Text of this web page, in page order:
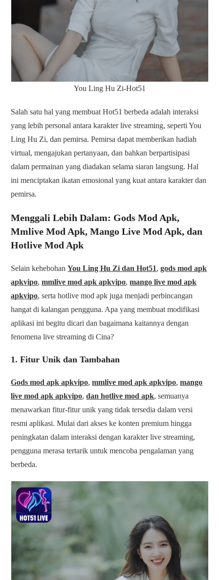
You Ling Hu Zi-Hot51
Salah satu hal yang membuat Hot51 berbeda adalah interaksi
yang lebih personal antara karakter live streaming, seperti You
Ling Hu Zi, dan pemirsa. Pemirsa dapat memberikan hadiah
virtual, mengajukan pertanyaan, dan bahkan berpartisipasi
dalam permainan yang diadakan selama siaran langsung. Hal
ini menciptakan ikatan emosional yang kuat antara karakter dan
pemirsa.
Menggali Lebih Dalam: Gods Mod Apk,
Mmlive Mod Apk, Mango Live Mod Apk, dan
Hotlive Mod Apk
Selain kehebohanYou Ling Hu Zi dan Hot51,gods mod apk
apkvipo,mmlive mod apk apkvipo,mango live mod apk
apkvipo, serta hotlive mod apk juga menjadi perbincangan
hangat di kalangan pengguna. Apa yang membuat modifikasi
aplikasi ini begitu dicari dan bagaimana kaitannya dengan
fenomena live streaming di Cina?
1. Fitur Unik dan Tambahan
Gods mod apk apkvipo,mmlive mod apk apkvipo,mango
live mod apk apkvipo,dan hotlive mod apk, semuanya
menawarkan fitur-fitur unik yang tidak tersedia dalam versi
resmi aplikasi. Mulai dari akses ke konten premium hingga
peningkatan dalam interaksi dengan karakter live streaming,
pengguna merasa tertarik untuk mencoba pengalaman yang
berbeda.